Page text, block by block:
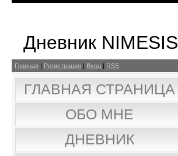
Дневник NIMESIS
Главная | Регистрация | Вход | RSS
ГЛАВНАЯ СТРАНИЦА
ОБО МНЕ
ДНЕВНИК